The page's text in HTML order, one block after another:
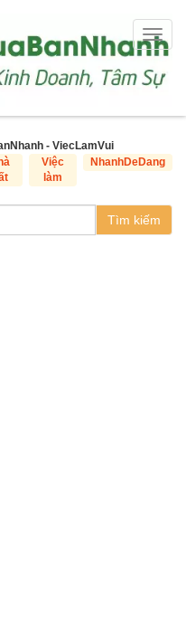
- ViecLamVui
Việc
làm
NhanhDeDang
Tìm kiếm